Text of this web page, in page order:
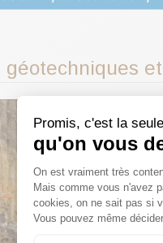
Promis, c'est la
qu'on vous
Plateforme
On est vraiment très
Mais comme vous n'avez
cookies, on ne sait pas si
Vous pouvez même